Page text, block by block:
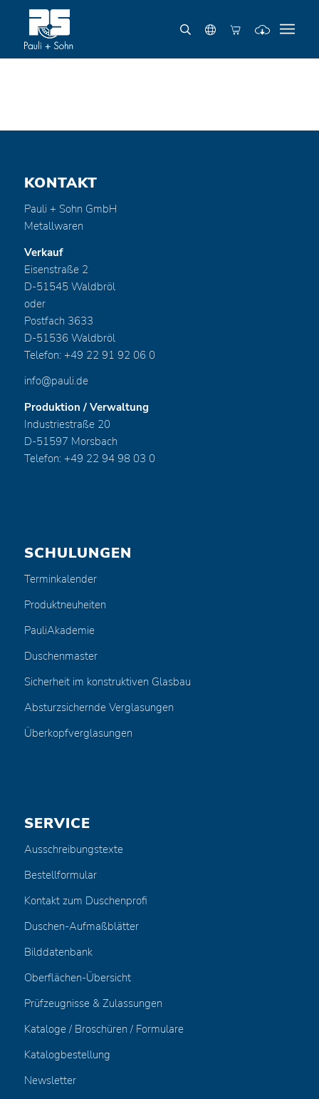
KONTAKT
Pauli + Sohn GmbH
Metallwaren
Verkauf
Eisenstraße 2
D-51545 Waldbröl
oder
Postfach 3633
D-51536 Waldbröl
Telefon: +49 22 91 92 06 0
info@pauli.de
Produktion / Verwaltung
Industriestraße 20
D-51597 Morsbach
Telefon: +49 22 94 98 03 0
SCHULUNGEN
Terminkalender
Produktneuheiten
PauliAkademie
Duschenmaster
Sicherheit im konstruktiven Glasbau
Absturzsichernde Verglasungen
Überkopfverglasungen
SERVICE
Ausschreibungstexte
Bestellformular
Kontakt zum Duschenprofi
Duschen-Aufmaßblätter
Bilddatenbank
Oberflächen-Übersicht
Prüfzeugnisse & Zulassungen
Kataloge / Broschüren / Formulare
Katalogbestellung
Newsletter